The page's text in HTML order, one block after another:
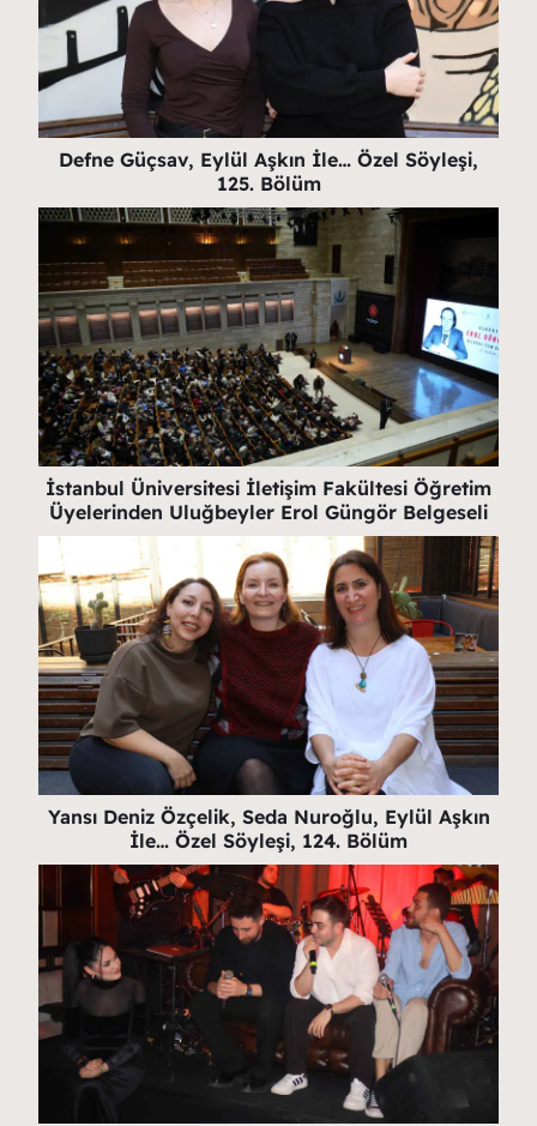
Defne Güçsav, Eylül Aşkın İle… Özel Söyleşi,
125. Bölüm
İstanbul Üniversitesi İletişim Fakültesi Öğretim
Üyelerinden Uluğbeyler Erol Güngör Belgeseli
Yansı Deniz Özçelik, Seda Nuroğlu, Eylül Aşkın
İle… Özel Söyleşi, 124. Bölüm